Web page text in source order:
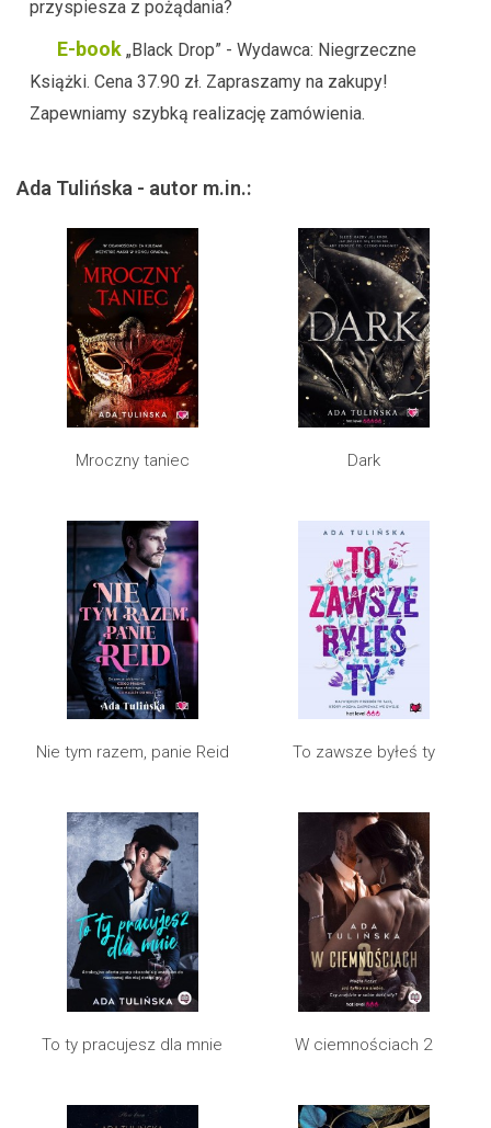
przyspiesza z pożądania?
E-book „Black Drop” - Wydawca: Niegrzeczne
Książki. Cena 37.90 zł. Zapraszamy na zakupy!
Zapewniamy szybką realizację zamówienia.
Ada Tulińska - autor m.in.:
Mroczny taniec Dark
Nie tym razem, panie Reid To zawsze byłeś ty
To ty pracujesz dla mnie W ciemnościach 2